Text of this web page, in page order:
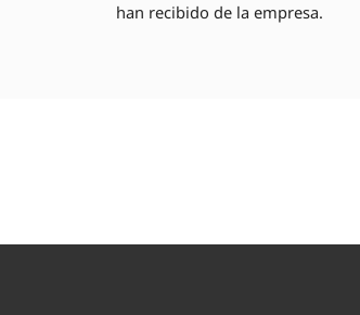
han recibido de la empresa.